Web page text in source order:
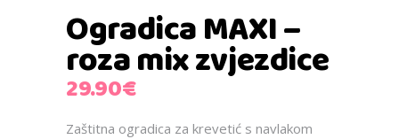
Ogradica MAXI –
roza mix zvjezdice
29.90€
Zaštitna ogradica za krevetić s navlakom